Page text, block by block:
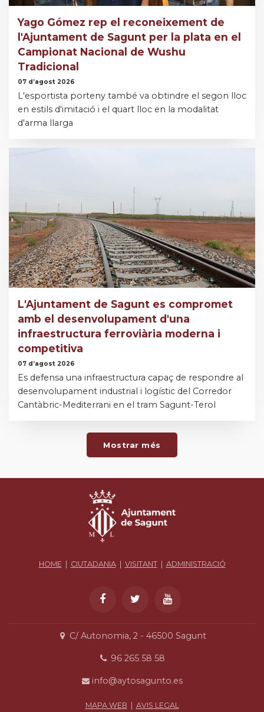
Yago Gómez rep el reconeixement de
l'Ajuntament de Sagunt per la plata en el
Campionat Nacional de Wushu
Tradicional
07 d’agost 2026
L'esportista porteny també va obtindre el segon lloc
en estils d'imitació i el quart lloc en la modalitat
d'arma llarga
L'Ajuntament de Sagunt es compromet
amb el desenvolupament d'una
infraestructura ferroviària moderna i
competitiva
07 d’agost 2026
Es defensa una infraestructura capaç de respondre al
desenvolupament industrial i logístic del Corredor
Cantàbric-Mediterrani en el tram Sagunt-Terol
Mostrar més
HOME | CIUTADANIA| VISITANT| ADMINISTRACIÓ
C/ Autonomia, 2 - 46500 Sagunt
96 265 58 58
info@aytosagunto.es
MAPA WEB | AVIS LEGAL